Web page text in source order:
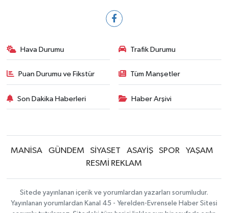
Hava Durumu Trafik Durumu
Puan Durumu ve Fikstür Tüm Manşetler
Son Dakika Haberleri Haber Arşivi
MANİSA GÜNDEM SİYASET ASAYİŞ SPOR
YAŞAM
RESMİ REKLAM
Sitede yayınlanan içerik ve yorumlardan yazarları sorumludur.
Yayınlanan yorumlardan Kanal 45 - Yerelden-Evrensele Haber Sitesi